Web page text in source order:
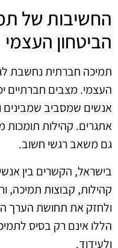
החשיבות של
הביטחון העצמי
תמיכה חברתית נחשבת
העצמי. מצבים חברתיים
אנשים שמסביב שמבינים
אתגרים. קהילות
גם משאב רגשי חשוב.
בישראל, הקשרים בין
קהילות, קבוצות תמיכה,
ולחזק את תחושת הערך
הללו אינם רק בסיס
ולעידוד.